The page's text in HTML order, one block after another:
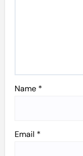
Name *
Email *